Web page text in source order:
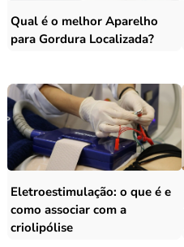
Qual é o melhor Aparelho
para Gordura Localizada?
Eletroestimulação: o que é e
como associar com a
criolipólise